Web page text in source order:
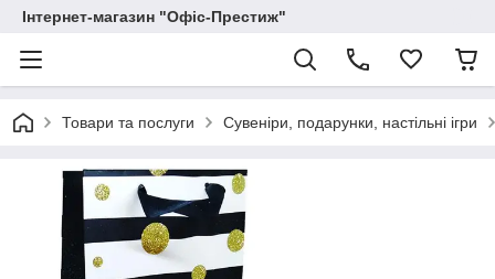
Інтернет-магазин "Офіс-Престиж"
Товари та послуги Сувеніри, подарунки, настільні ігри